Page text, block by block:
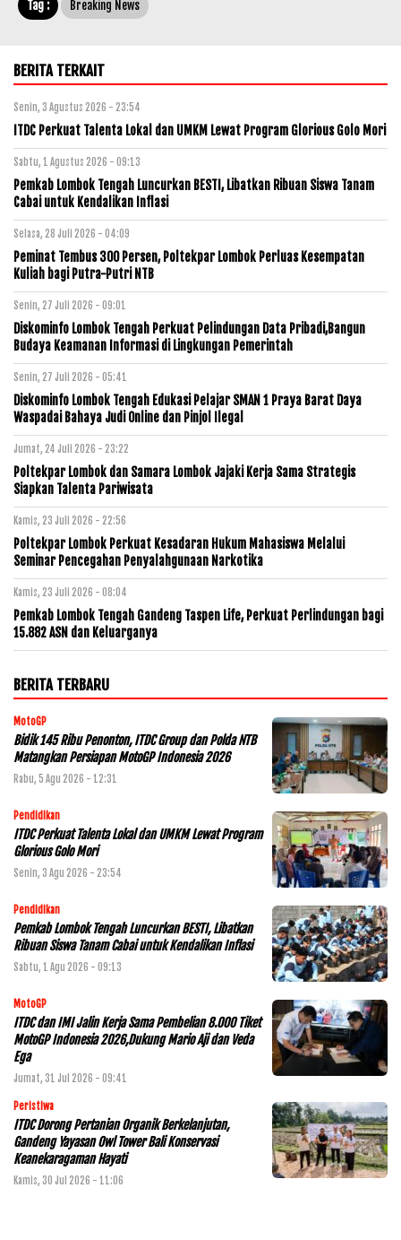
Tag : Breaking News
BERITA TERKAIT
Senin, 3 Agustus 2026 - 23:54
ITDC Perkuat Talenta Lokal dan UMKM Lewat Program Glorious Golo Mori
Sabtu, 1 Agustus 2026 - 09:13
Pemkab Lombok Tengah Luncurkan BESTI, Libatkan Ribuan Siswa Tanam
Cabai untuk Kendalikan Inflasi
Selasa, 28 Juli 2026 - 04:09
Peminat Tembus 300 Persen, Poltekpar Lombok Perluas Kesempatan
Kuliah bagi Putra-Putri NTB
Senin, 27 Juli 2026 - 09:01
Diskominfo Lombok Tengah Perkuat Pelindungan Data Pribadi,Bangun
Budaya Keamanan Informasi di Lingkungan Pemerintah
Senin, 27 Juli 2026 - 05:41
Diskominfo Lombok Tengah Edukasi Pelajar SMAN 1 Praya Barat Daya
Waspadai Bahaya Judi Online dan Pinjol Ilegal
Jumat, 24 Juli 2026 - 23:22
Poltekpar Lombok dan Samara Lombok Jajaki Kerja Sama Strategis
Siapkan Talenta Pariwisata
Kamis, 23 Juli 2026 - 22:56
Poltekpar Lombok Perkuat Kesadaran Hukum Mahasiswa Melalui
Seminar Pencegahan Penyalahgunaan Narkotika
Kamis, 23 Juli 2026 - 08:04
Pemkab Lombok Tengah Gandeng Taspen Life, Perkuat Perlindungan bagi
15.882 ASN dan Keluarganya
BERITA TERBARU
MotoGP
Bidik 145 Ribu Penonton, ITDC Group dan Polda NTB
Matangkan Persiapan MotoGP Indonesia 2026
Rabu, 5 Agu 2026 - 12:31
Pendidikan
ITDC Perkuat Talenta Lokal dan UMKM Lewat Program
Glorious Golo Mori
Senin, 3 Agu 2026 - 23:54
Pendidikan
Pemkab Lombok Tengah Luncurkan BESTI, Libatkan
Ribuan Siswa Tanam Cabai untuk Kendalikan Inflasi
Sabtu, 1 Agu 2026 - 09:13
MotoGP
ITDC dan IMI Jalin Kerja Sama Pembelian 8.000 Tiket
MotoGP Indonesia 2026,Dukung Mario Aji dan Veda
Ega
Jumat, 31 Jul 2026 - 09:41
Peristiwa
ITDC Dorong Pertanian Organik Berkelanjutan,
Gandeng Yayasan Owl Tower Bali Konservasi
Keanekaragaman Hayati
Kamis, 30 Jul 2026 - 11:06